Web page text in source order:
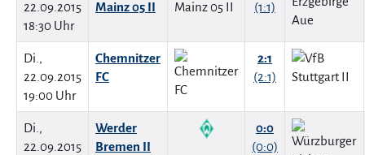
22.09.2015
18:30 Uhr
Mainz 05 II
(1:1)
Di.,
22.09.2015
19:00 Uhr
Chemnitzer
FC
2:1
(2:1)
Di.,
22.09.2015
Werder
Bremen II
0:0
(0:0)